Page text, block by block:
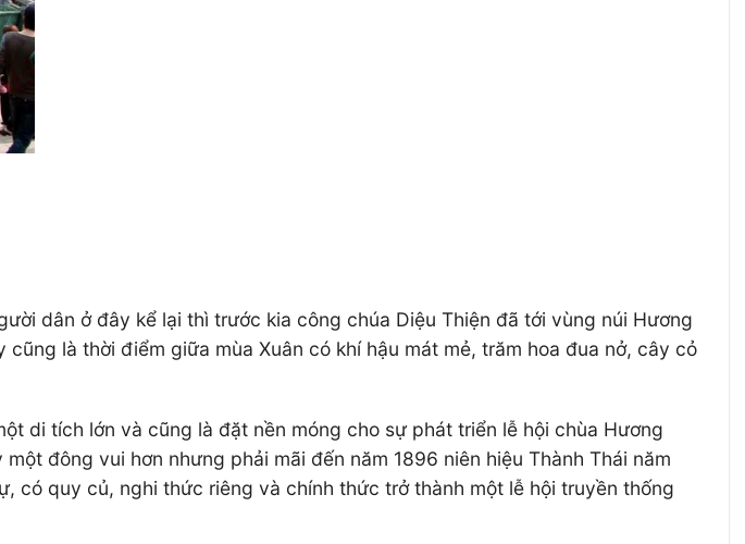
dân ở đây kể lại thì trước kia công chúa Diệu Thiện đã tới vùng núi Hương
là thời điểm giữa mùa Xuân có khí hậu mát mẻ, trăm hoa đua nở, cây cỏ
di tích lớn và cũng là đặt nền móng cho sự phát triển lễ hội chùa Hương
đông vui hơn nhưng phải mãi đến năm 1896 niên hiệu Thành Thái năm
quy củ, nghi thức riêng và chính thức trở thành một lễ hội truyền thống